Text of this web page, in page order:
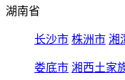
湖南省
长沙市 株洲市 湘
娄底市 湘西土家